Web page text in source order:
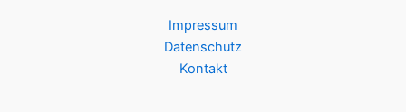
Impressum
Datenschutz
Kontakt